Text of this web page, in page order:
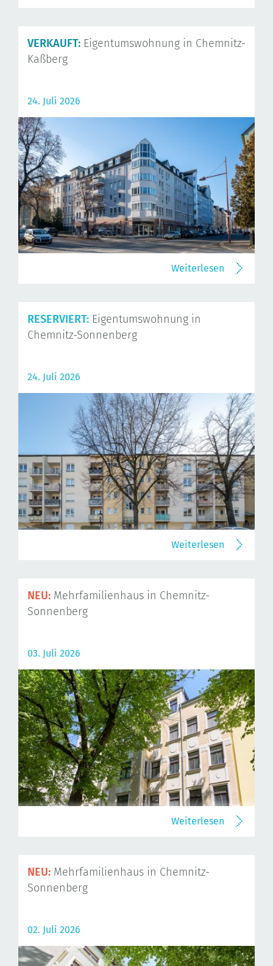
VERKAUFT: Eigentumswohnung in Chemnitz-
Kaßberg
24. Juli 2026
Weiterlesen
RESERVIERT: Eigentumswohnung in
Chemnitz-Sonnenberg
24. Juli 2026
Weiterlesen
NEU: Mehrfamilienhaus in Chemnitz-
Sonnenberg
03. Juli 2026
Weiterlesen
NEU: Mehrfamilienhaus in Chemnitz-
Sonnenberg
02. Juli 2026